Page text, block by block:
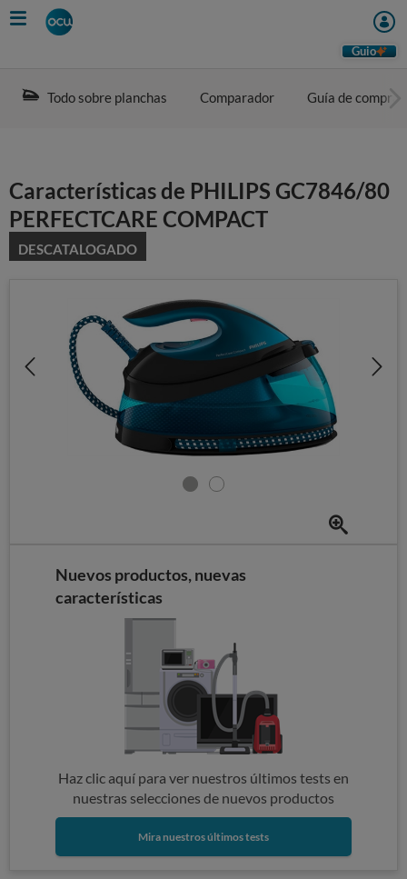
Skip
to
Guio
Todo sobre planchas Comparador Guía de compra
Características de PHILIPS GC7846/80
PERFECTCARE COMPACT
DESCATALOGADO
Nuevos productos, nuevas
características
Haz clic aquí para ver nuestros últimos tests en
nuestras selecciones de nuevos productos
Mira nuestros últimos tests